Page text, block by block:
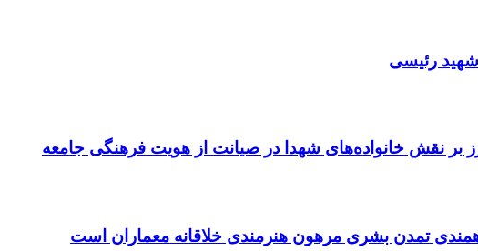
شهید رئیسی
بر نقش خانواده‌های شهدا در صیانت از هویت فرهنگی جامعه
تمدن بشری مرهون هنرمندی خلاقانه معماران است